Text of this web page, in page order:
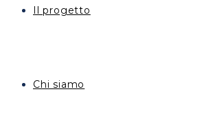
Il progetto
Chi siamo